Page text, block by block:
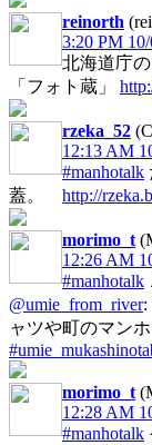
reinorth
3:20 PM
北海道庁
「フォト蔵」
rzeka_52
12:13 AM
#manhotalk
蓋。 http://
morimo_t
12:26 AM
#manhotalk
@umie_from_river:
ャツや町のマン
morimo_t
12:28 AM
#manhotalk